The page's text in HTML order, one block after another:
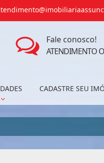
CADASTRE SEU
Fale conosco!
ATENDIMENTO